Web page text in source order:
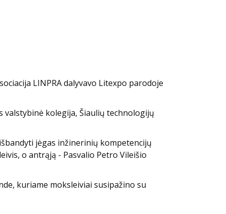
LINPRA dalyvavo Litexpo parodoje
valstybinė kolegija, Šiaulių technologijų
jėgas inžinerinių kompetencijų
o antrąją - Pasvalio Petro Vileišio
kuriame moksleiviai susipažino su